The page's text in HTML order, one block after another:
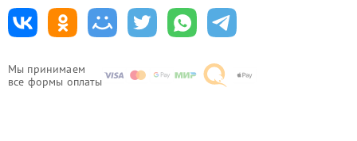
Мы принимаем
все формы оплаты